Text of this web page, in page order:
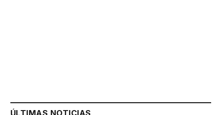
ÚLTIMAS NOTICIAS